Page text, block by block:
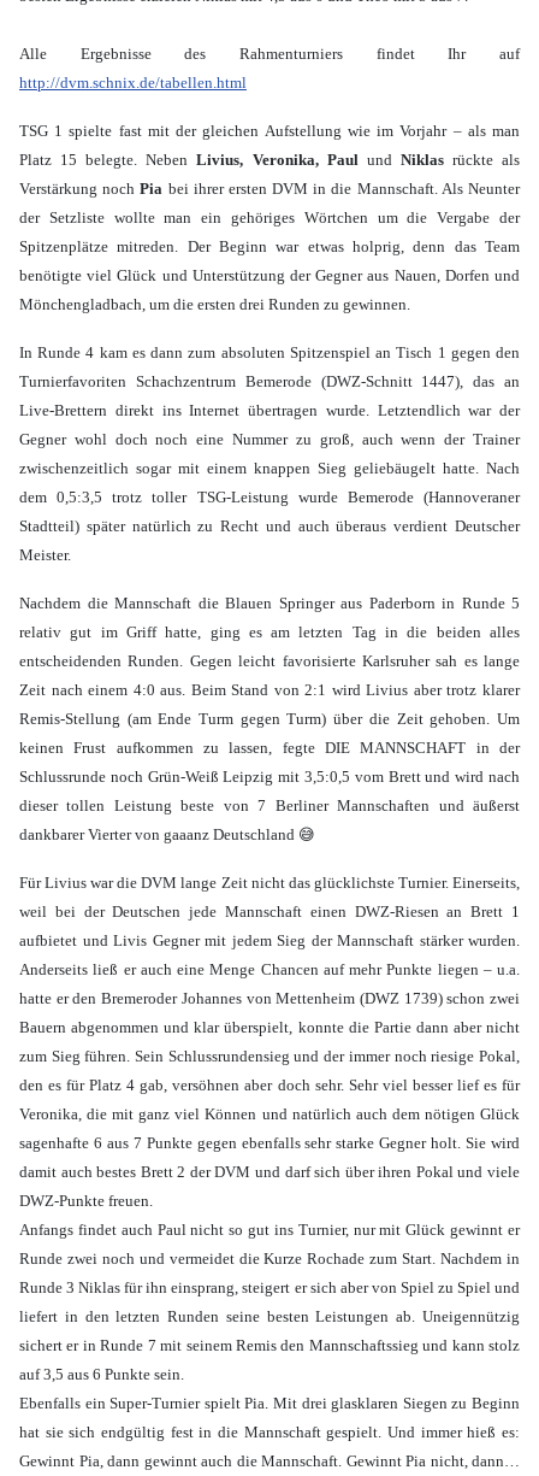
Alle Ergebnisse des Rahmenturniers findet Ihr auf
http://dvm.schnix.de/tabellen.html
TSG 1 spielte fast mit der gleichen Aufstellung wie im Vorjahr – als man
Platz 15 belegte. NebenLivius, Veronika, Paulund Niklasrückte als
Verstärkung nochPia bei ihrer ersten DVM in die Mannschaft. Als Neunter
der Setzliste wollte man ein gehöriges Wörtchen um die Vergabe der
Spitzenplätze mitreden. Der Beginn war etwas holprig, denn das Team
benötigte viel Glück und Unterstützung der Gegner aus Nauen, Dorfen und
Mönchengladbach, um die ersten drei Runden zu gewinnen.
In Runde 4 kam es dann zum absoluten Spitzenspiel an Tisch 1 gegen den
Turnierfavoriten Schachzentrum Bemerode (DWZ-Schnitt 1447), das an
Live-Brettern direkt ins Internet übertragen wurde. Letztendlich war der
Gegner wohl doch noch eine Nummer zu groß, auch wenn der Trainer
zwischenzeitlich sogar mit einem knappen Sieg geliebäugelt hatte. Nach
dem 0,5:3,5 trotz toller TSG-Leistung wurde Bemerode (Hannoveraner
Stadtteil) später natürlich zu Recht und auch überaus verdient Deutscher
Meister.
Nachdem die Mannschaft die Blauen Springer aus Paderborn in Runde 5
relativ gut im Griff hatte, ging es am letzten Tag in die beiden alles
entscheidenden Runden. Gegen leicht favorisierte Karlsruher sah es lange
Zeit nach einem 4:0 aus. Beim Stand von 2:1 wird Livius aber trotz klarer
Remis-Stellung (am Ende Turm gegen Turm) über die Zeit gehoben. Um
keinen Frust aufkommen zu lassen, fegte DIE MANNSCHAFT in der
Schlussrunde noch Grün-Weiß Leipzig mit 3,5:0,5 vom Brett und wird nach
dieser tollen Leistung beste von 7 Berliner Mannschaften und äußerst
dankbarer Vierter von gaaanz Deutschland 😅
Für Livius war die DVM lange Zeit nicht das glücklichste Turnier. Einerseits,
weil bei der Deutschen jede Mannschaft einen DWZ-Riesen an Brett 1
aufbietet und Livis Gegner mit jedem Sieg der Mannschaft stärker wurden.
Anderseits ließ er auch eine Menge Chancen auf mehr Punkte liegen – u.a.
hatte er den Bremeroder Johannes von Mettenheim (DWZ 1739) schon zwei
Bauern abgenommen und klar überspielt, konnte die Partie dann aber nicht
zum Sieg führen. Sein Schlussrundensieg und der immer noch riesige Pokal,
den es für Platz 4 gab, versöhnen aber doch sehr. Sehr viel besser lief es für
Veronika, die mit ganz viel Können und natürlich auch dem nötigen Glück
sagenhafte 6 aus 7 Punkte gegen ebenfalls sehr starke Gegner holt. Sie wird
damit auch bestes Brett 2 der DVM und darf sich über ihren Pokal und viele
DWZ-Punkte freuen.
Anfangs findet auch Paul nicht so gut ins Turnier, nur mit Glück gewinnt er
Runde zwei noch und vermeidet die Kurze Rochade zum Start. Nachdem in
Runde 3 Niklas für ihn einsprang, steigert er sich aber von Spiel zu Spiel und
liefert in den letzten Runden seine besten Leistungen ab. Uneigennützig
sichert er in Runde 7 mit seinem Remis den Mannschaftssieg und kann stolz
auf 3,5 aus 6 Punkte sein.
Ebenfalls ein Super-Turnier spielt Pia. Mit drei glasklaren Siegen zu Beginn
hat sie sich endgültig fest in die Mannschaft gespielt. Und immer hieß es:
Gewinnt Pia, dann gewinnt auch die Mannschaft. Gewinnt Pia nicht, dann…